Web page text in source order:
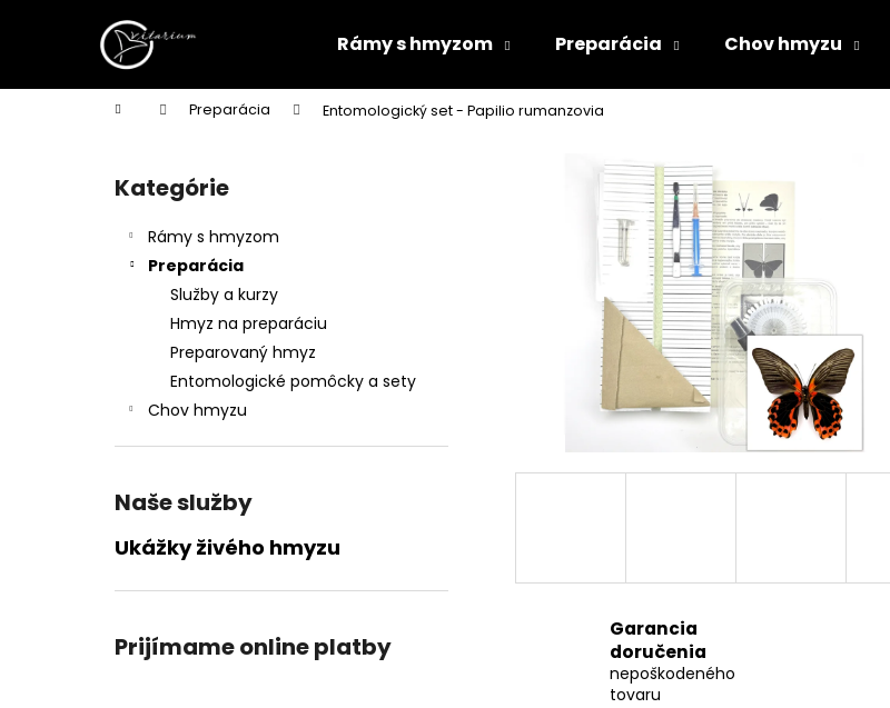
Rámy s hmyzom Preparácia Chov hmyzu
Domov Preparácia Entomologický set - Papilio rumanzovia
Preskočiť
kategórie
Kategórie
Rámy s hmyzom
Preparácia
Služby a kurzy
Hmyz na preparáciu
Preparovaný hmyz
Entomologické pomôcky a sety
Chov hmyzu
Naše služby
Ukážky živého hmyzu
Prijímame online platby
Garancia
doručenia
nepoškodeného
tovaru
í
Späť
do
Späť
do
Čo potrebujete nájsť?
Odporúčame